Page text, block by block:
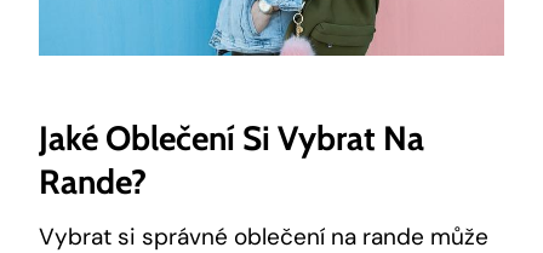
Jaké Oblečení Si Vybrat Na
Rande?
Vybrat si správné oblečení na rande může